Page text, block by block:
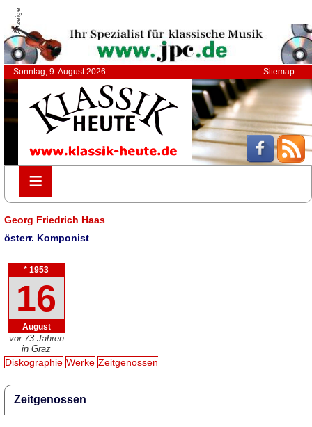
Anzeige
Sonntag, 9. August 2026 Sitemap
≡
≡
Georg Friedrich Haas
österr. Komponist
* 1953
16
August
vor 73 Jahren
in Graz
Diskographie Werke Zeitgenossen
Zeitgenossen